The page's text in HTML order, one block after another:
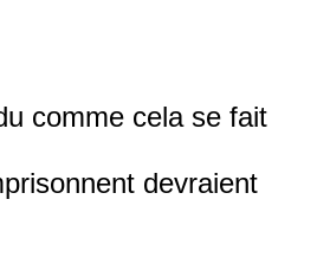
comme cela se fait
devraient